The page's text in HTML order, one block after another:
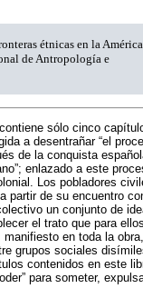
étnicas en la América
de Antropología e
sólo cinco
a desentrañar “el
de la conquista
enlazado a este
Los pobladores
partir de su encuentro
un conjunto de
el trato que para
en toda la
grupos sociales
contenidos en este
para someter,